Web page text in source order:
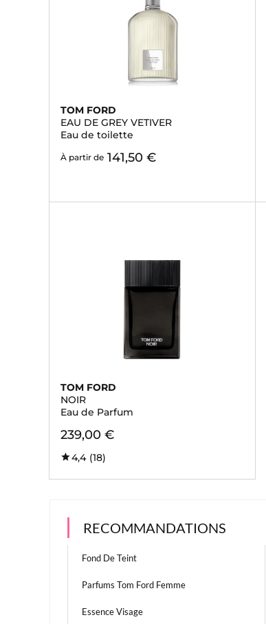
TOM FORD
EAU DE GREY VETIVER
Eau de toilette
À partir de 141,50 €
TOM FORD
NOIR
Eau de Parfum
239,00 €
4,4 (18)
RECOMMANDATIONS
Fond De Teint
Parfums Tom Ford Femme
Essence Visage